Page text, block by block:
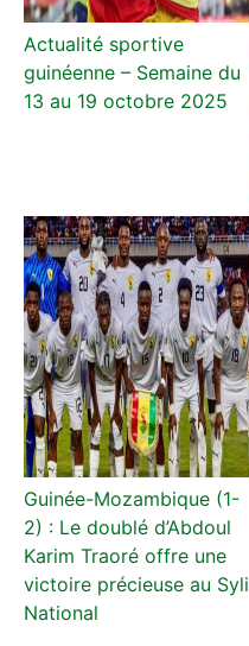
Actualité sportive
guinéenne – Semaine du
13 au 19 octobre 2025
Guinée-Mozambique (1-
2) : Le doublé d’Abdoul
Karim Traoré offre une
victoire précieuse au Syli
National